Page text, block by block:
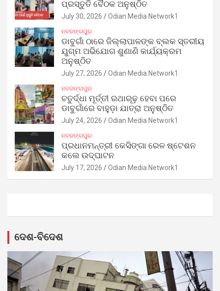
ପ୍ରସ୍ତୁତି ବୈଠକ ଅନୁଷ୍ଠିତ
July 30, 2026 Odian Media Network1
ନବରଙ୍ଗପୁର
ଡାବୁଗାଁ ଠାରେ ଜିଲ୍ଲାପାଳଙ୍କ ବ୍ଲକ ସ୍ତରୀୟ
ଯୁଗ୍ମ ଅଭିଯୋଗ ଶୁଣାଣି କାର୍ଯ୍ୟକ୍ରମ
ଅନୁଷ୍ଠିତ
July 27, 2026 Odian Media Network1
ନବରଙ୍ଗପୁର
ଚତୁର୍ଦ୍ଧା ମୂର୍ତ୍ତୀ ରଥାରୂଢ଼ ହେବା ପରେ
ଡାବୁଗାଁରେ ବାହୁଡ଼ା ଯାତ୍ରା ଅନୁଷ୍ଠିତ
July 24, 2026 Odian Media Network1
ନବରଙ୍ଗପୁର
ପ୍ରଧାନମନ୍ତ୍ରୀ କେସିଙ୍ଗା ରେଳ ଷ୍ଟେଶନ
କଲେ ଉଦ୍‌ଘାଟନ
July 17, 2026 Odian Media Network1
ଦେଶ-ବିଦେଶ